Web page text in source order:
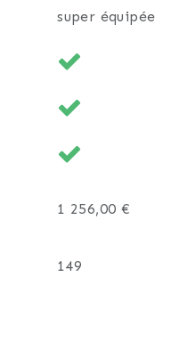
super équipée
1 256,00 €
149